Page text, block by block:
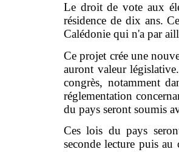
Le droit de vote aux
résidence de dix ans.
Calédonie qui n'a par
Ce projet crée une
auront valeur
congrès, notamment
réglementation
du pays seront soumis
Ces lois du pays
seconde lecture puis